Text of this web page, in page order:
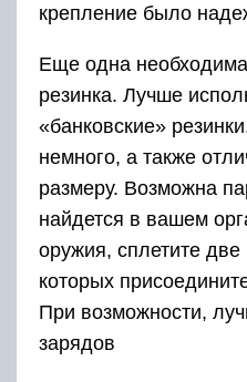
крепление было
Еще одна
резинка. Лучше
«банковские»
немного, а также
размеру. Возможна
найдется в вашем
оружия, сплетите две
которых
При возможности,
зарядов